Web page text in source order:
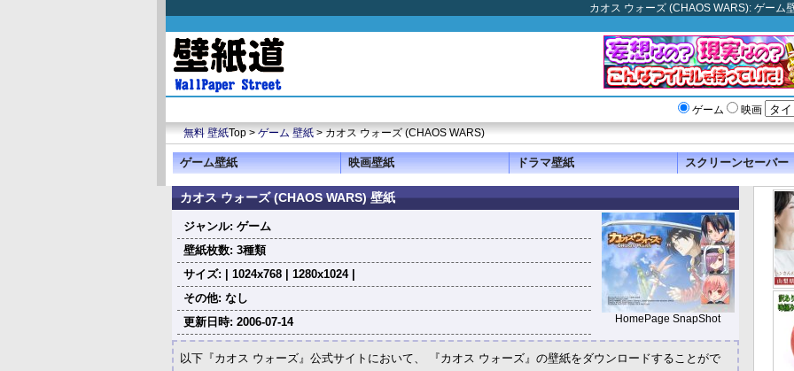
カオス ウォーズ (CHAOS WARS): ゲーム
ゲーム
映画
無料 壁紙Top >ゲーム 壁紙> カオス ウォーズ (CHAOS WARS)
ゲーム壁紙 映画壁紙 ドラマ壁紙 スクリーンセーバー
カオス ウォーズ (CHAOS WARS) 壁紙
ジャンル: ゲーム
壁紙枚数: 3種類
サイズ: | 1024x768 | 1280x1024 |
その他: なし
更新日時: 2006-07-14
HomePage SnapShot
以下『カオス ウォーズ』公式サイトにおいて、 『カオス ウォーズ』の壁紙をダウンロードすることがで